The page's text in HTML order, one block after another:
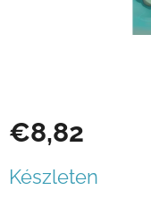
€8,82
Készleten